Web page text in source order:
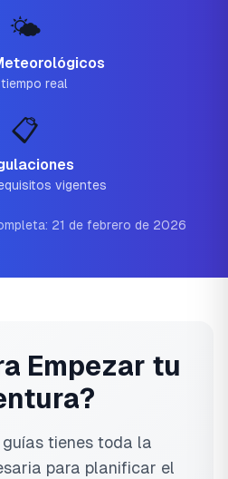
🌤️
real
📋
vigentes
21 de febrero de 2026
Empezar tu
guías tienes toda la
para planificar el